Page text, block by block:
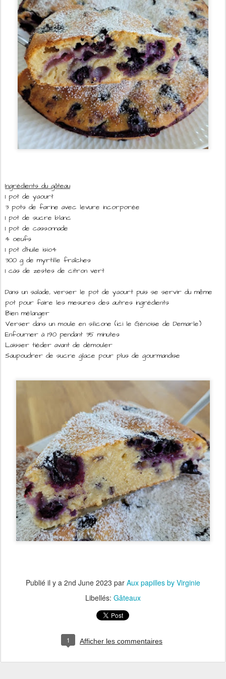
Ingrédients du gâteau
1 pot de yaourt
3 pots de farine avec levure incorporée
1 pot de sucre blanc
1 pot de cassonnade
4 oeufs
1 pot d'huile isio4
300 g de myrtille fraîches
1 càs de zestes de citron vert
Dans un salade, verser le pot de yaourt puis se servir du même
pot pour faire les mesures des autres ingrédients
Bien mélanger
Verser dans un moule en silicone (ici le Génoise de Demarle)
Enfourner à 190 pendant 35 minutes
Laisser tiéder avant de démouler
Saupoudrer de sucre glace pour plus de gourmandise
Publié il y a 2nd June 2023 par Aux papilles by Virginie
Libellés: Gâteaux
1 Afficher les commentaires